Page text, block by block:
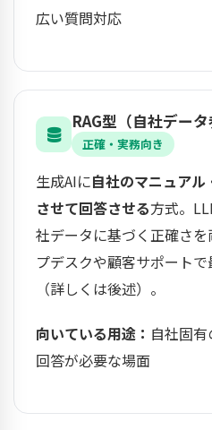
広い質問対応
RAG型（自社データ
正確・実務向き
生成AIに自社のマニュアル
させて回答させる方式。
社データに基づく正確さ
プデスクや顧客サポート
（詳しくは後述）。
向いている用途： 自社固
回答が必要な場面